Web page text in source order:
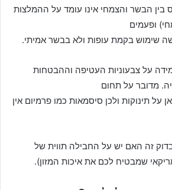
בין הבשר והצמחי אינו עומד על ההמלצות
שימוש בקמת עופות ולא בבשר אמיתי.
על צבעוניות העטיפה וההבטחות
מדובר על תחום
על תינוקות ולכן סיסמאות כמו פרמיום אין
זה האם יש על החבילה תווית של